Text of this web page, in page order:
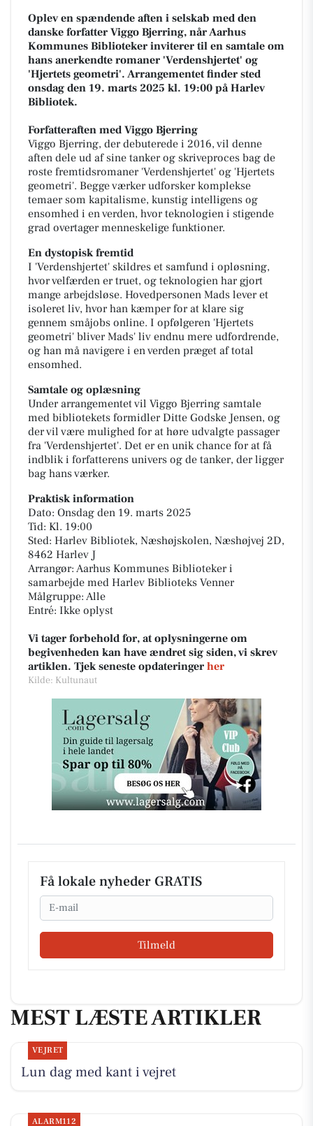
Oplev en spændende aften i selskab med den
danske forfatter Viggo Bjerring, når Aarhus
Kommunes Biblioteker inviterer til en samtale om
hans anerkendte romaner 'Verdenshjertet' og
'Hjertets geometri'. Arrangementet finder sted
onsdag den 19. marts 2025 kl. 19:00 på Harlev
Bibliotek.
Forfatteraften med Viggo Bjerring
Viggo Bjerring, der debuterede i 2016, vil denne
aften dele ud af sine tanker og skriveproces bag de
roste fremtidsromaner 'Verdenshjertet' og 'Hjertets
geometri'. Begge værker udforsker komplekse
temaer som kapitalisme, kunstig intelligens og
ensomhed i en verden, hvor teknologien i stigende
grad overtager menneskelige funktioner.
En dystopisk fremtid
I 'Verdenshjertet' skildres et samfund i opløsning,
hvor velfærden er truet, og teknologien har gjort
mange arbejdsløse. Hovedpersonen Mads lever et
isoleret liv, hvor han kæmper for at klare sig
gennem småjobs online. I opfølgeren 'Hjertets
geometri' bliver Mads' liv endnu mere udfordrende,
og han må navigere i en verden præget af total
ensomhed.
Samtale og oplæsning
Under arrangementet vil Viggo Bjerring samtale
med bibliotekets formidler Ditte Godske Jensen, og
der vil være mulighed for at høre udvalgte passager
fra 'Verdenshjertet'. Det er en unik chance for at få
indblik i forfatterens univers og de tanker, der ligger
bag hans værker.
Praktisk information
Dato: Onsdag den 19. marts 2025
Tid: Kl. 19:00
Sted: Harlev Bibliotek, Næshøjskolen, Næshøjvej 2D,
8462 Harlev J
Arrangør: Aarhus Kommunes Biblioteker i
samarbejde med Harlev Biblioteks Venner
Målgruppe: Alle
Entré: Ikke oplyst
Vi tager forbehold for, at oplysningerne om
begivenheden kan have ændret sig siden, vi skrev
artiklen. Tjek seneste opdateringer her
Kilde: Kultunaut
Få lokale nyheder GRATIS
Email
Tilmeld
MEST LÆSTE ARTIKLER
VEJRET
Lun dag med kant i vejret
ALARM112